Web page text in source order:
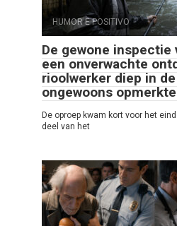
HUMOR E POSITIVO
De gewone inspectie
een onverwachte
rioolwerker diep in
ongewoons
De oproep kwam kort voor het
deel van het